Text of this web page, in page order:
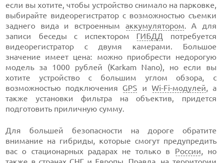
если вы хотите, чтобы устройство снимало на парковке,
выбирайте видеорегистратор с возможностью съемки
заднего вида и встроенным аккумулятором. А для
записи беседы с испектором ГИБДД
потребуется
видеорегистратор с двумя камерами. Большое
значение имеет цена: можно приобрести недорогую
модель за 1000 рублей (Karkam Nano), но если вы
хотите устройство с большим углом обзора, с
возможностью подключения GPS и Wi-Fi-модулей, а
также установки фильтра на объектив, придется
подготовить приличную сумму.
Для большей безопасности на дороге обратите
внимание на гибриды, которые смогут предупредить
вас о стационарных радарах не только в России, но